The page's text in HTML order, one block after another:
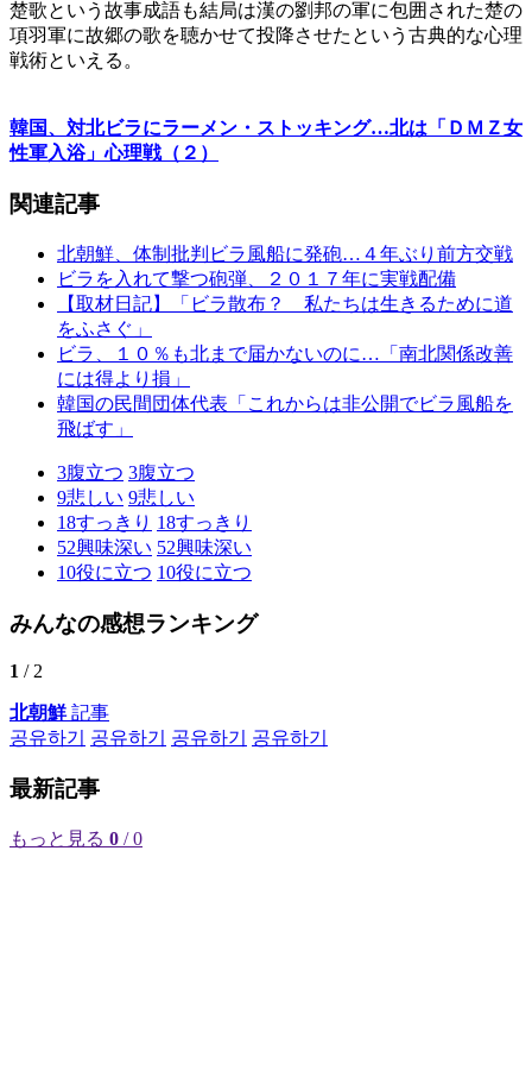
楚歌という故事成語も結局は漢の劉邦の軍に包囲された楚の
項羽軍に故郷の歌を聴かせて投降させたという古典的な心理
戦術といえる。
韓国、対北ビラにラーメン・ストッキング…北は「ＤＭＺ女
性軍入浴」心理戦（２）
関連記事
北朝鮮、体制批判ビラ風船に発砲…４年ぶり前方交戦
ビラを入れて撃つ砲弾、２０１７年に実戦配備
【取材日記】「ビラ散布？ 私たちは生きるために道
をふさぐ」
ビラ、１０％も北まで届かないのに…「南北関係改善
には得より損」
韓国の民間団体代表「これからは非公開でビラ風船を
飛ばす」
3腹立つ 3腹立つ
9悲しい 9悲しい
18すっきり 18すっきり
52興味深い 52興味深い
10役に立つ 10役に立つ
みんなの感想ランキング
1 / 2
北朝鮮記事
공유하기
공유하기 공유하기 공유하기
最新記事
もっと見る 0 / 0